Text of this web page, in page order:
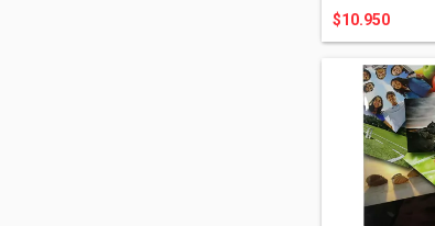
$10.950